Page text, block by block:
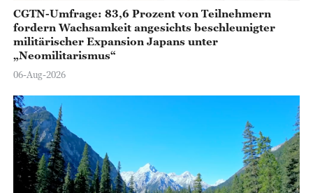
CGTN-Umfrage: 83,6 Prozent von Teilnehmern
fordern Wachsamkeit angesichts beschleunigter
militärischer Expansion Japans unter
„Neomilitarismus“
06-Aug-2026